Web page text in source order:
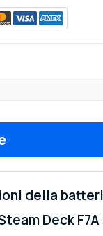
della
Deck